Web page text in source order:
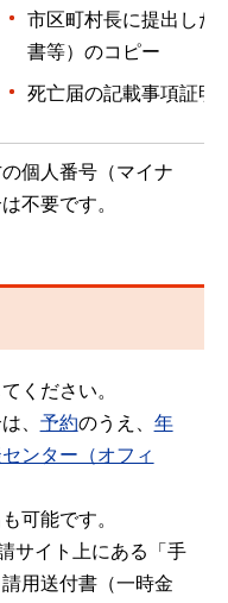
市区町村長に提出した
書等）のコピー
死亡届の記載事項証明
個人番号（マイナ
不要です。
ください。
、 予約のうえ、 年
ンター（オフィ
可能です。
サイト上にある「手
用送付書（一時金